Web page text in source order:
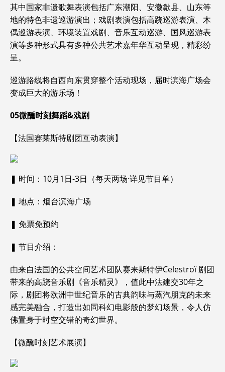
其中国家非遗歌舞表演包括广东潮阳、安徽歙县、山东等
地的特色非遗巡游演出；戏剧表演包括高跷巡游表演、木
偶巡游表演、环境装置戏剧、音乐互动巡游、国风巡游表
演等多种形式具有多种公共艺术嘉年华互动呈现，精彩纷
呈。
巡游路线将自西向东贯穿整个活动现场，届时滨海广场会
变成巨大的游乐场！
05微醺时刻舞蹈&戏剧
【法国赛莱斯特剧团互动表演】
❚ 时间：10月1日-3日（每天两场·详见节目单）
❚ 地点：烟台滨海广场
❚ 免票免预约
❚ 节目介绍：
由来自法国的公共空间艺术团队赛来斯特伊Celestroï 剧团
带来的高跷音乐剧《音乐精灵》，值此中法建交30年之
际，剧团将欧洲中世纪音乐的古典韵味与蒸汽朋克的未来
感完美融合，打造出如同科幻电影般的梦幻场景，令人仿
佛置身于时空交错的奇幻世界。
【微醺时刻艺术展演】